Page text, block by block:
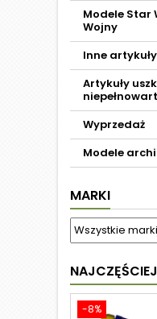
Modele Star
Wojny
Inne artykuły
Artykuły
Wyprzedaż
Modele
MARKI
-8%